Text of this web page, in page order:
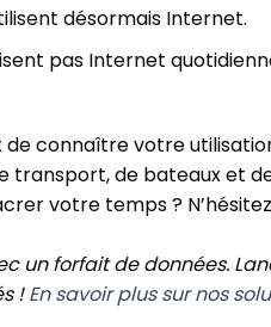
désormais Internet.
pas Internet
de connaître votre
transport, de bateaux et
votre temps ?
un forfait de données.
!En savoir plus sur nos